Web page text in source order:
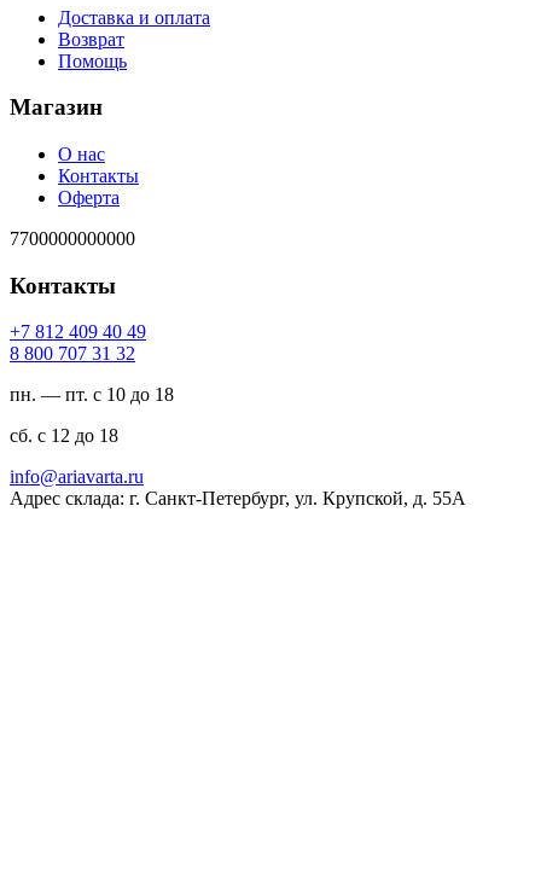
Доставка и оплата
Возврат
Помощь
Магазин
О нас
Контакты
Оферта
7700000000000
Контакты
94 04 904 218 7+
23 13 707 008 8
пн. — пт. с 10 до 18
сб. с 12 до 18
ur.atravaira@ofni
Адрес склада: г. Санкт-Петербург, ул. Крупской, д. 55А